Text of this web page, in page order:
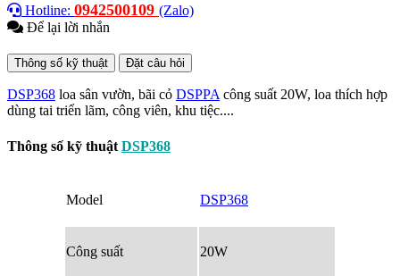
Hotline: 0942500109 (Zalo)
Để lại lời nhắn
Thông số kỹ thuật Đặt câu hỏi
DSP368 loa sân vườn, bãi cỏ DSPPA công suất 20W, loa thích hợp
dùng tai triển lãm, công viên, khu tiệc....
Thông số kỹ thuật DSP368
Model DSP368
Công suất 20W